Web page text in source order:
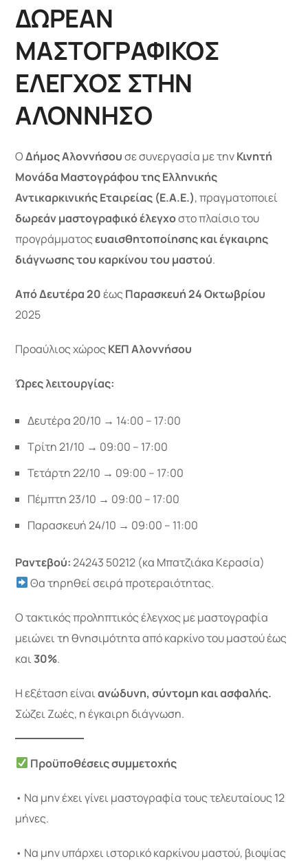
ΔΩΡΕΑΝ
ΜΑΣΤΟΓΡΑΦΙΚΟΣ
ΕΛΕΓΧΟΣ ΣΤΗΝ
ΑΛΟΝΝΗΣΟ
ΟΔήμος Αλοννήσουσε συνεργασία με τηνΚινητή
Μονάδα Μαστογράφου της Ελληνικής
Αντικαρκινικής Εταιρείας (Ε.Α.Ε.), πραγματοποιεί
δωρεάν μαστογραφικό έλεγχοστο πλαίσιο του
προγράμματοςευαισθητοποίησης και έγκαιρης
διάγνωσης του καρκίνου του μαστού.
Από Δευτέρα 20έως Παρασκευή 24 Οκτωβρίου
2025
Προαύλιος χώρος ΚΕΠ Αλοννήσου
Ώρες λειτουργίας:
Δευτέρα 20/10 → 14:00 – 17:00
Τρίτη 21/10 → 09:00 – 17:00
Τετάρτη 22/10 → 09:00 – 17:00
Πέμπτη 23/10 → 09:00 – 17:00
Παρασκευή 24/10 → 09:00 – 11:00
Ραντεβού:24243 50212 (κα Μπατζιάκα Κερασία)
Θα τηρηθεί σειρά προτεραιότητας.
Ο τακτικός προληπτικός έλεγχος με μαστογραφία
μειώνει τη θνησιμότητα από καρκίνο του μαστού έως
και30%.
Η εξέταση είναιανώδυνη, σύντομη και ασφαλής.
Σώζει Ζωές, η έγκαιρη διάγνωση.
Προϋποθέσεις συμμετοχής
• Να μην έχει γίνει μαστογραφία τους τελευταίους 12
μήνες.
• Να μην υπάρχει ιστορικό καρκίνου μαστού, βιοψίας